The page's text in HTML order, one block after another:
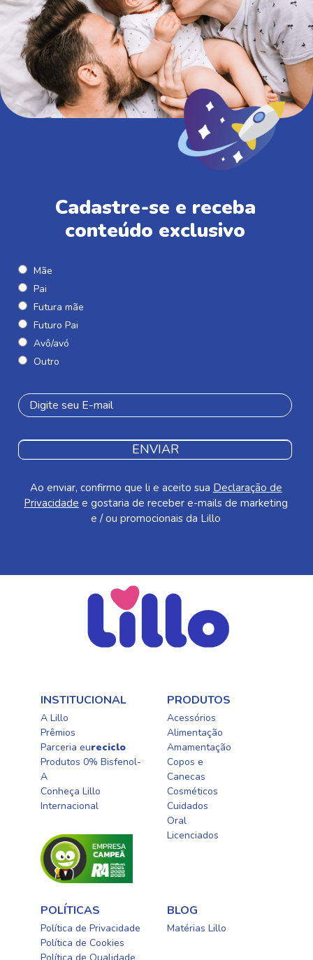
Cadastre-se e receba
conteúdo exclusivo
Mãe
Pai
Futura mãe
Futuro Pai
Avô/avó
Outro
ENVIAR
Ao enviar, confirmo que li e aceito sua Declaração de
Privacidade e gostaria de receber e-mails de marketing
e / ou promocionais da Lillo
INSTITUCIONAL
A Lillo
Prêmios
Parceria eureciclo
Produtos 0% Bisfenol-
A
Conheça Lillo
Internacional
PRODUTOS
Acessórios
Alimentação
Amamentação
Copos e
Canecas
Cosméticos
Cuidados
Oral​
Licenciados​
POLÍTICAS
Política de Privacidade
Política de Cookies
BLOG
Matérias Lillo